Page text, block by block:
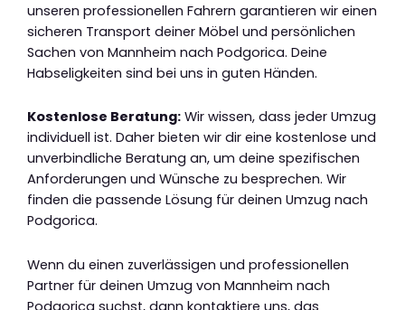
unseren professionellen Fahrern garantieren wir einen
sicheren Transport deiner Möbel und persönlichen
Sachen von Mannheim nach Podgorica. Deine
Habseligkeiten sind bei uns in guten Händen.
Kostenlose Beratung: Wir wissen, dass jeder Umzug
individuell ist. Daher bieten wir dir eine kostenlose und
unverbindliche Beratung an, um deine spezifischen
Anforderungen und Wünsche zu besprechen. Wir
finden die passende Lösung für deinen Umzug nach
Podgorica.
Wenn du einen zuverlässigen und professionellen
Partner für deinen Umzug von Mannheim nach
Podgorica suchst, dann kontaktiere uns, das